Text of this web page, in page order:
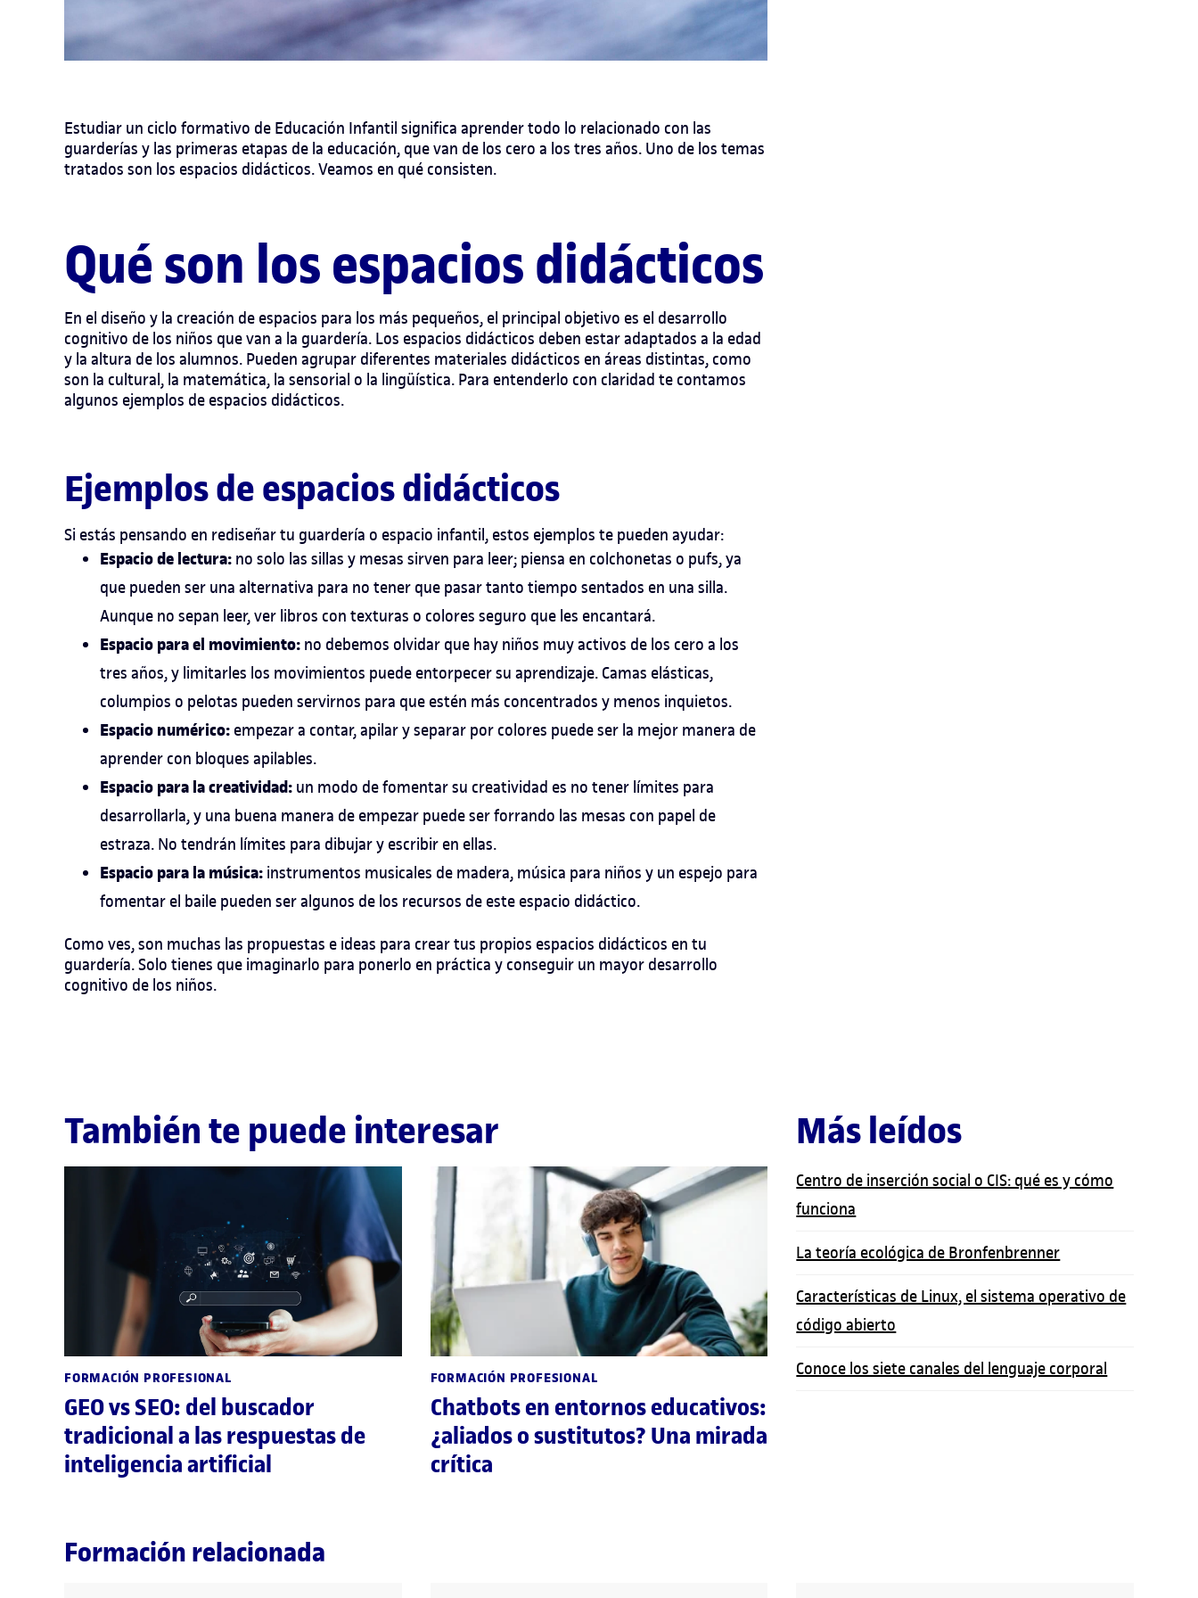
Estudiar un ciclo formativo de Educación Infantil significa aprender todo lo relacionado con las
guarderías y las primeras etapas de la educación, que van de los cero a los tres años. Uno de los temas
tratados son los espacios didácticos. Veamos en qué consisten.
Qué son los espacios didácticos
En el diseño y la creación de espacios para los más pequeños, el principal objetivo es el desarrollo
cognitivo de los niños que van a la guardería. Los espacios didácticos deben estar adaptados a la edad
y la altura de los alumnos. Pueden agrupar diferentes materiales didácticos en áreas distintas, como
son la cultural, la matemática, la sensorial o la lingüística. Para entenderlo con claridad te contamos
algunos ejemplos de espacios didácticos.
Ejemplos de espacios didácticos
Si estás pensando en rediseñar tu guardería o espacio infantil, estos ejemplos te pueden ayudar:
Espacio de lectura: no solo las sillas y mesas sirven para leer; piensa en colchonetas o pufs, ya
que pueden ser una alternativa para no tener que pasar tanto tiempo sentados en una silla.
Aunque no sepan leer, ver libros con texturas o colores seguro que les encantará.
Espacio para el movimiento: no debemos olvidar que hay niños muy activos de los cero a los
tres años, y limitarles los movimientos puede entorpecer su aprendizaje. Camas elásticas,
columpios o pelotas pueden servirnos para que estén más concentrados y menos inquietos.
Espacio numérico: empezar a contar, apilar y separar por colores puede ser la mejor manera de
aprender con bloques apilables.
Espacio para la creatividad: un modo de fomentar su creatividad es no tener límites para
desarrollarla, y una buena manera de empezar puede ser forrando las mesas con papel de
estraza. No tendrán límites para dibujar y escribir en ellas.
Espacio para la música: instrumentos musicales de madera, música para niños y un espejo para
fomentar el baile pueden ser algunos de los recursos de este espacio didáctico.
Como ves, son muchas las propuestas e ideas para crear tus propios espacios didácticos en tu
guardería. Solo tienes que imaginarlo para ponerlo en práctica y conseguir un mayor desarrollo
cognitivo de los niños.
También te puede interesar
FORMACIÓN PROFESIONAL
GEO vs SEO: del buscador
tradicional a las respuestas de
inteligencia artificial
FORMACIÓN PROFESIONAL
Chatbots en entornos educativos:
¿aliados o sustitutos? Una mirada
crítica
Más leídos
Centro de inserción social o CIS: qué es y cómo
funciona
La teoría ecológica de Bronfenbrenner
Características de Linux, el sistema operativo de
código abierto
Conoce los siete canales del lenguaje corporal
Formación relacionada